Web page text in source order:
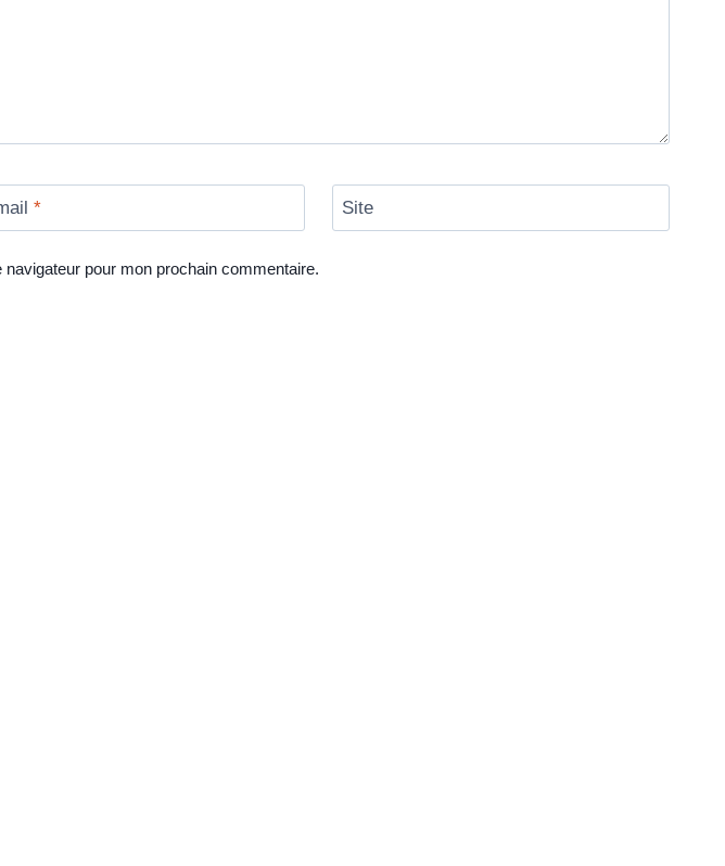
* Site
pour mon prochain commentaire.